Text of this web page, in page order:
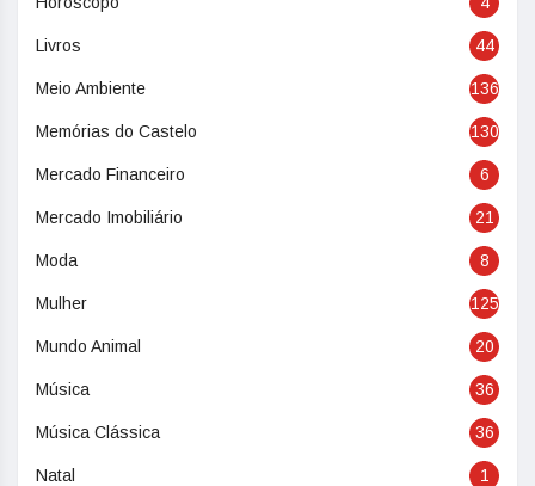
Livros 44
Meio Ambiente 136
Memórias do Castelo 130
Mercado Financeiro 6
Mercado Imobiliário 21
Moda 8
Mulher 125
Mundo Animal 20
Música 36
Música Clássica 36
Natal 1